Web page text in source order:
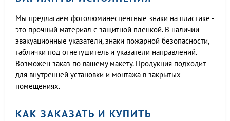
Мы предлагаем фотолюминесцентные знаки на пластике -
это прочный материал с защитной пленкой. В наличии
эвакуационные указатели, знаки пожарной безопасности,
таблички под огнетушитель и указатели направлений.
Возможен заказ по вашему макету. Продукция подходит
для внутренней установки и монтажа в закрытых
помещениях.
КАК ЗАКАЗАТЬ И КУПИТЬ